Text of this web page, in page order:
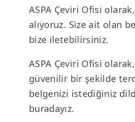
ASPA Çeviri Ofisi
alıyoruz. Size ait olan
bize iletebilirsiniz.
ASPA Çeviri Ofisi
güvenilir bir şekilde
belgenizi istediğiniz
buradayız.